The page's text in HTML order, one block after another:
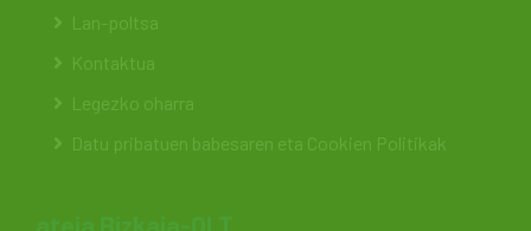
Lan-poltsa
Kontaktua
Legezko oharra
Datu pribatuen babesaren eta Cookien Politikak